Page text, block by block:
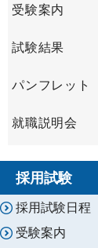
受験案内
試験結果
パンフレット
就職説明会
採用試験
採用試験日程
受験案内